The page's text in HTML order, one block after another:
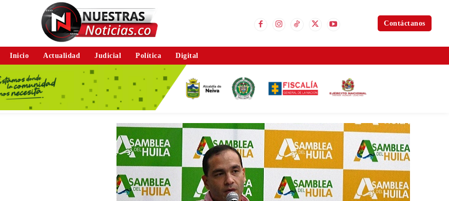
Contáctanos
Inicio Actualidad Judicial Política Digital